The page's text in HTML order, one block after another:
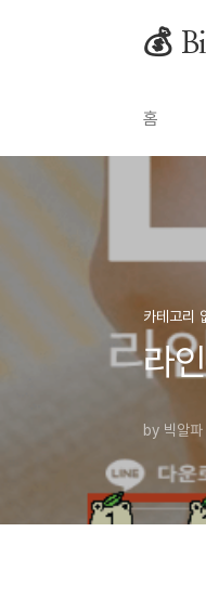
💰
홈
카테고리
라
by 빅알파